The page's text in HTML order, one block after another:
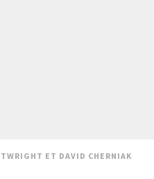
ET DAVID CHERNIAK